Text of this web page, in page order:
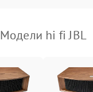
Модели hi fi JBL